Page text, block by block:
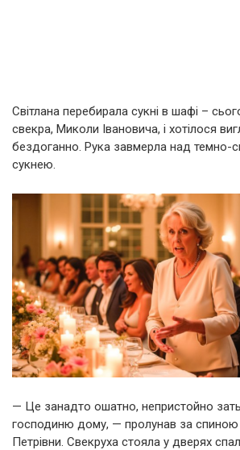
Світлана перебирала сукні в шафі –
свекра, Миколи Івановича, і хотілося
бездоганно. Рука завмерла над
сукнею.
— Це занадто ошатно, непристойно
господиню дому, — пролунав за спиною
Петрівни. Свекруха стояла у дверях